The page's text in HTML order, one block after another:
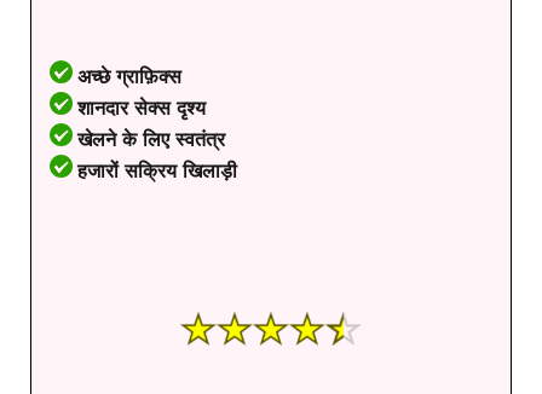
अच्छे ग्राफ़िक्स
शानदार सेक्स दृश्य
खेलने के लिए स्वतंत्र
हजारों सक्रिय खिलाड़ी